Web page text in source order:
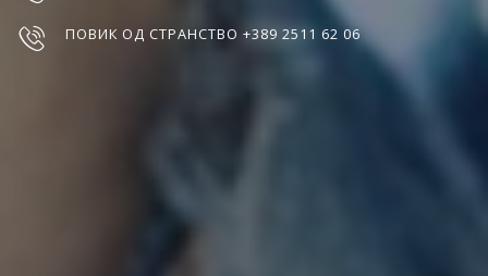
ПОВИК ОД СТРАНСТВО +389 2511 62 06